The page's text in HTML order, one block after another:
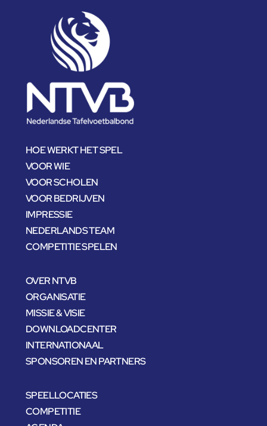
HOE WERKT HET SPEL
VOOR WIE
VOOR SCHOLEN
VOOR BEDRIJVEN
IMPRESSIE
NEDERLANDS TEAM
COMPETITIE SPELEN
OVER NTVB
ORGANISATIE
MISSIE & VISIE
DOWNLOADCENTER
INTERNATIONAAL
SPONSOREN EN PARTNERS
SPEELLOCATIES
COMPETITIE